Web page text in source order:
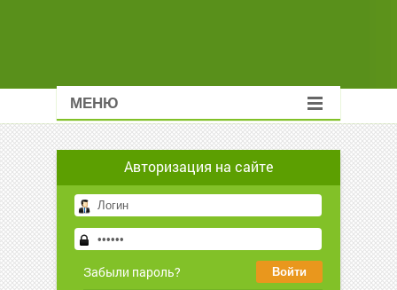
МЕНЮ
Авторизация на сайте
Забыли пароль?